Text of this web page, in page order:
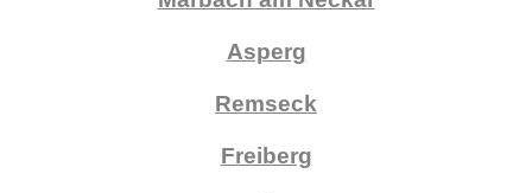
Asperg
Remseck
Freiberg